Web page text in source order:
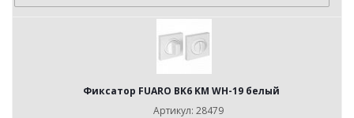
Фиксатор FUARO BK6 KM WH-19 белый
Артикул: 28479